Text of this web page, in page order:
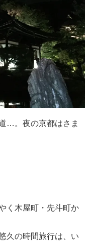
…。夜の京都はさま
く木屋町・先斗町か
久の時間旅行は、い